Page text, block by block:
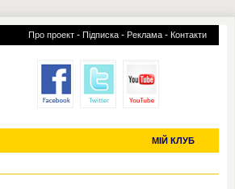
Про проект - Підписка - Реклама - Контакти
МІЙ КЛУБ
УСІ ТРАНСФЕРИ